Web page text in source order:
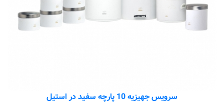
سرویس جهیزیه 10 پارچه سفید در استیل